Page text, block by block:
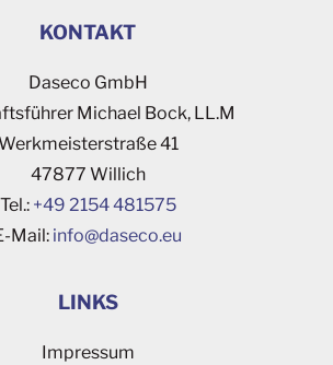
KONTAKT
Daseco GmbH
Michael Bock, LL.M
41
47877 Willich
Tel.: +49 2154 481575
Mail:
ue.oc
esad@
ofni
LINKS
Impressum